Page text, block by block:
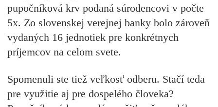
pupočníková krv podaná súrodencovi v počte
5x. Zo slovenskej verejnej banky bolo zároveň
vydaných 16 jednotiek pre konkrétnych
príjemcov na celom svete.
Spomenuli ste tiež veľkosť odberu. Stačí teda
pre využitie aj pre dospelého človeka?